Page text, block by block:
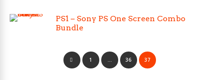
PS1 – Sony PS One Screen Combo
Bundle
1 … 36 37